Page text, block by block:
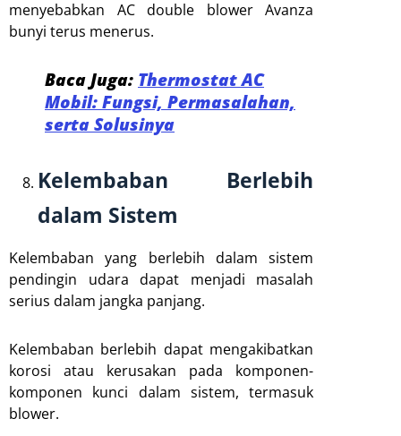
menyebabkan AC double blower Avanza
bunyi terus menerus.
Baca Juga: Thermostat AC
Mobil: Fungsi, Permasalahan,
serta Solusinya
Kelembaban Berlebih
dalam Sistem
Kelembaban yang berlebih dalam sistem
pendingin udara dapat menjadi masalah
serius dalam jangka panjang.
Kelembaban berlebih dapat mengakibatkan
korosi atau kerusakan pada komponen-
komponen kunci dalam sistem, termasuk
blower.